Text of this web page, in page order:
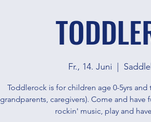
Fr., 14. Juni
Toddlerock is for children age 0-5yrs
grandparents, caregivers). Come and